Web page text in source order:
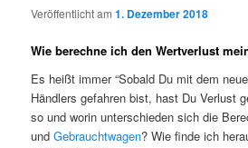
Veröffentlicht am1. Dezember 2018
Wie berechne ich den Wertverlust
Es heißt immer “Sobald Du mit dem
Händlers gefahren bist, hast Du Verlust
so und worin unterschieden sich die
undGebrauchtwagen? Wie finde ich